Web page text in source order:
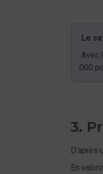
Le
Avec
000
3.
D'après
En